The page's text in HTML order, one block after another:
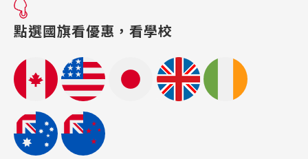
點選國旗看優惠，看學校